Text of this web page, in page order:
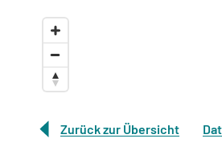
Zurück zur Übersicht